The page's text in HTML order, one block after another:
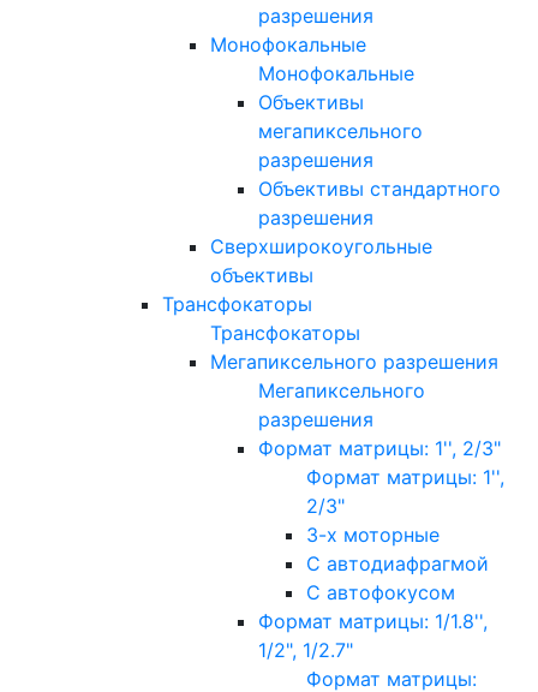
разрешения
Монофокальные
Монофокальные
Объективы
мегапиксельного
разрешения
Объективы стандартного
разрешения
Сверхширокоугольные
объективы
Трансфокаторы
Трансфокаторы
Мегапиксельного разрешения
Мегапиксельного
разрешения
Формат матрицы: 1'', 2/3"
Формат матрицы: 1'',
2/3"
3-х моторные
С автодиафрагмой
С автофокусом
Формат матрицы: 1/1.8'',
1/2", 1/2.7"
Формат матрицы: